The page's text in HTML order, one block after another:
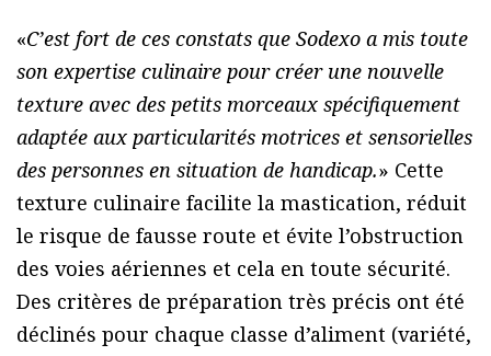
«C’est fort de ces constats que Sodexo a mis toute
son expertise culinaire pour créer une nouvelle
texture avec des petits morceaux spécifiquement
adaptée aux particularités motrices et sensorielles
des personnes en situation de handicap.» Cette
texture culinaire facilite la mastication, réduit
le risque de fausse route et évite l’obstruction
des voies aériennes et cela en toute sécurité.
Des critères de préparation très précis ont été
déclinés pour chaque classe d’aliment (variété,